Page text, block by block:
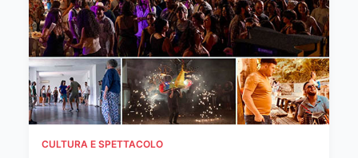
CULTURA E SPETTACOLO